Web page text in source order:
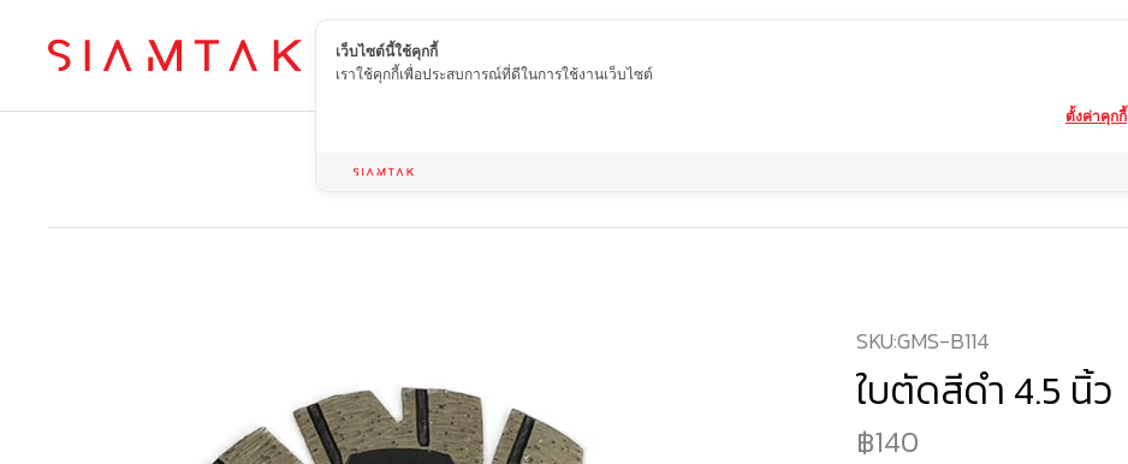
TH
SKU:GMS-B114
ใบตัดสีดำ 4.5 นิ้ว
140
เว็บไซต์นี้ใช้คุกกี้
เราใช้คุกกี้เพื่อประสบการณ์ที่ดีในการใช้งานเว็บไซต์
ตั้งค่าคุกกี้